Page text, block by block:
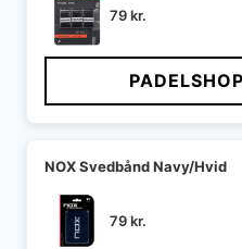
79kr.
NOX Svedbånd Navy/Hvid
79kr.